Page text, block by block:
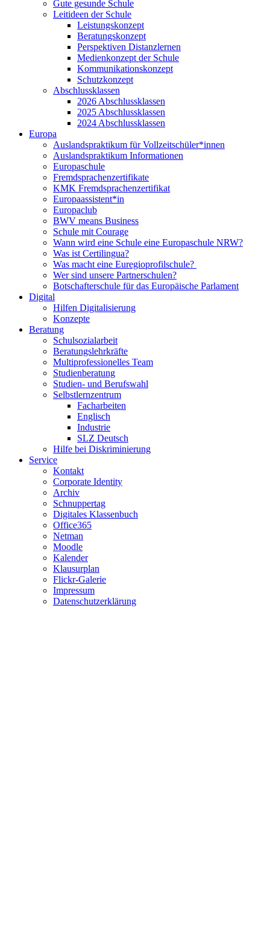
Gute gesunde Schule
Leitideen der Schule
Leistungskonzept
Beratungskonzept
Perspektiven Distanzlernen
Medienkonzept der Schule
Kommunikationskonzept
Schutzkonzept
Abschlussklassen
2026 Abschlussklassen
2025 Abschlussklassen
2024 Abschlussklassen
Europa
Auslandspraktikum für Vollzeitschüler*innen
Auslandspraktikum Informationen
Europaschule
Fremdsprachenzertifikate
KMK Fremdsprachenzertifikat
Europaassistent*in
Europaclub
BWV means Business
Schule mit Courage
Wann wird eine Schule eine Europaschule NRW?
Was ist Certilingua?
Was macht eine Euregioprofilschule?
Wer sind unsere Partnerschulen?
Botschafterschule für das Europäische Parlament
Digital
Hilfen Digitalisierung
Konzepte
Beratung
Schulsozialarbeit
Beratungslehrkräfte
Multiprofessionelles Team
Studienberatung
Studien- und Berufswahl
Selbstlernzentrum
Facharbeiten
Englisch
Industrie
SLZ Deutsch
Hilfe bei Diskriminierung
Service
Kontakt
Corporate Identity
Archiv
Schnuppertag
Digitales Klassenbuch
Office365
Netman
Moodle
Kalender
Klausurplan
Flickr-Galerie
Impressum
Datenschutzerklärung